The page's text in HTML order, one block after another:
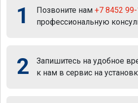
1 Позвоните нам +7 8452
профессиональную
2
Запишитесь на удобное
к нам в сервис на